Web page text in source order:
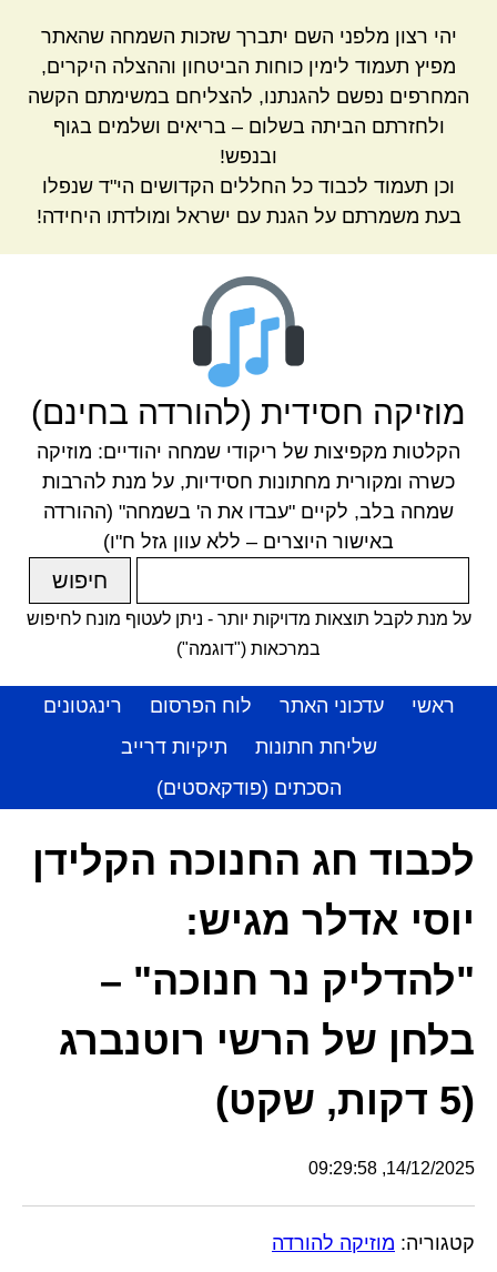
יהי רצון מלפני השם יתברך שזכות השמחה שהאתר
מפיץ תעמוד לימין כוחות הביטחון וההצלה היקרים,
המחרפים נפשם להגנתנו, להצליחם במשימתם הקשה
ולחזרתם הביתה בשלום – בריאים ושלמים בגוף
ובנפש!
וכן תעמוד לכבוד כל החללים הקדושים הי"ד שנפלו
בעת משמרתם על הגנת עם ישראל ומולדתו היחידה!
מוזיקה חסידית (להורדה בחינם)
הקלטות מקפיצות של ריקודי שמחה יהודיים: מוזיקה
כשרה ומקורית מחתונות חסידיות, על מנת להרבות
שמחה בלב, לקיים "עבדו את ה' בשמחה" (ההורדה
באישור היוצרים – ללא עוון גזל ח"ו)
על מנת לקבל תוצאות מדויקות יותר - ניתן לעטוף מונח לחיפוש
במרכאות ("דוגמה")
ראשי עדכוני האתר לוח הפרסום
רינגטונים
שליחת חתונות
תיקיות דרייב
הסכתים (פודקאסטים)
לכבוד חג החנוכה הקלידן
יוסי אדלר מגיש:
"להדליק נר חנוכה" –
בלחן של הרשי רוטנברג
(5 דקות, שקט)
14/12/2025, 09:29:58
קטגוריה: מוזיקה להורדה